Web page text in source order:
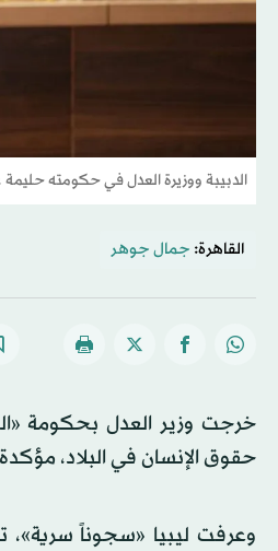
الدبيبة ووزيرة العدل في حكومته
القاهرة: جمال جوهر
خرجت وزير العدل بحكومة
حقوق الإنسان في البلاد،
وعرفت ليبيا «سجوناً سرية»،